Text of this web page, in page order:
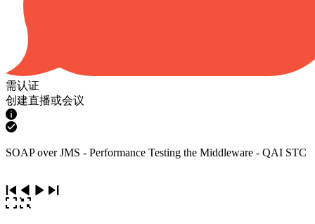
需认证
创建直播或会议
SOAP over JMS - Performance Testing the Middleware - QAI STC